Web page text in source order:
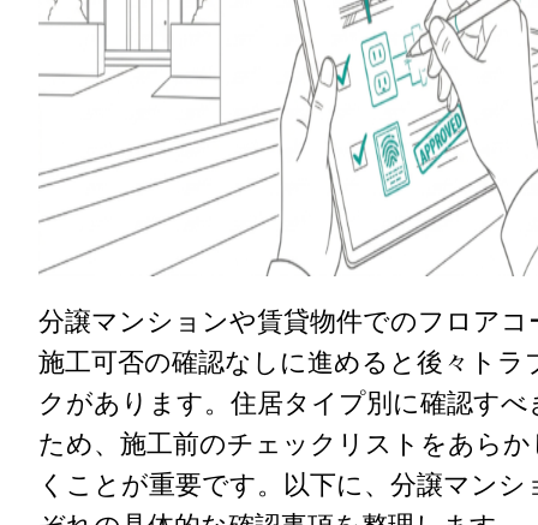
分譲マンションや賃貸物件でのフロア
施工可否の確認なしに進めると後々トラ
クがあります。住居タイプ別に確認す
ため、施工前のチェックリストをあら
くことが重要です。以下に、分譲マン